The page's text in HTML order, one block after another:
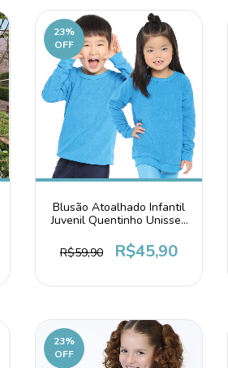
23%
OFF
Blusão Atoalhado Infantil
Juvenil Quentinho Unissex
R$59,90
R$45,90
23%
OFF